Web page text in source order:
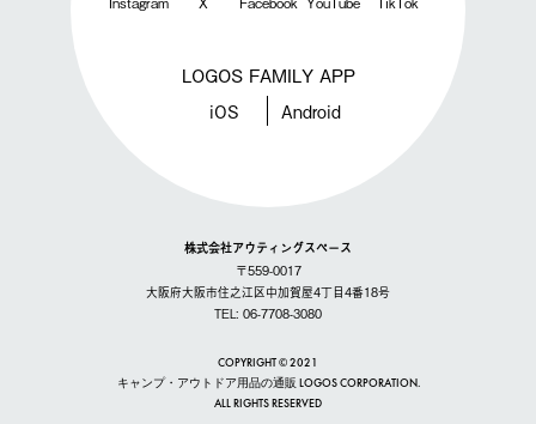
LOGOS FAMILY APP
iOS Android
株式会社アウティングスペース
〒559-0017
大阪府大阪市住之江区中加賀屋4丁目4番18号
TEL: 06-7708-3080
COPYRIGHT © 2021
キャンプ・アウトドア用品の通販 LOGOS CORPORATION.
ALL RIGHTS RESERVED